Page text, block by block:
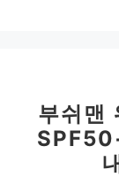
부쉬맨